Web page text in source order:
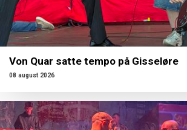
Von Quar satte tempo på Gisseløre
08 august 2026